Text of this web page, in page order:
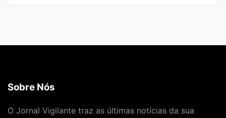
Sobre Nós
O Jornal Vigilante traz as últimas notícias da sua